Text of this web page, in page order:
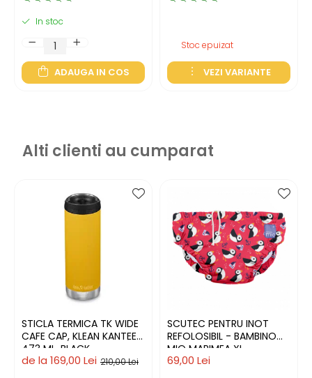
In stoc
ADAUGA IN COS
Stoc epuizat
VEZI VARIANTE
Alti clienti au cumparat
STICLA TERMICA TK WIDE
CAFE CAP, KLEAN KANTEEN,
473 ML, BLACK
210,00 Lei
de la 169,00 Lei
SCUTEC PENTRU INOT
REFOLOSIBIL - BAMBINO
MIO MARIMEA XL
69,00 Lei